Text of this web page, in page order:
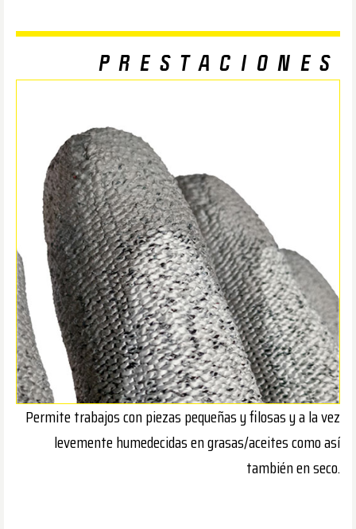
PRESTACIONES
Permite trabajos con piezas pequeñas y filosas y a la vez
levemente humedecidas en grasas/aceites como así
también en seco.